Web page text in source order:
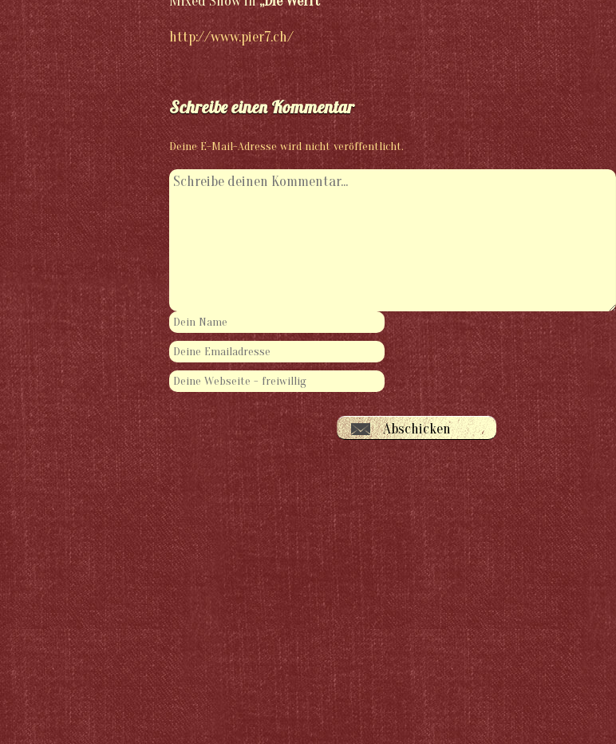
http://www.pier7.ch/
Schreibe einen Kommentar
Deine E-Mail-Adresse wird nicht veröffentlicht.